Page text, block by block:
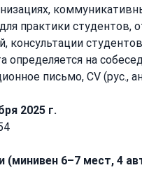
практики
консультации
определяется на
письмо, CV (рус.,
2025 г.
(минивен 6–7 мест, 4